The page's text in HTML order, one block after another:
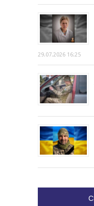
29.07.2026 16:25